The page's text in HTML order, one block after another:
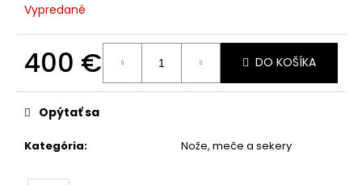
Vypredané
400 €
cena:
DO KOŠÍKA
Kategória: Nože, meče a sekery
Opýtať sa